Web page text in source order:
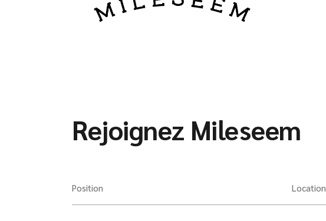
Rejoignez Mileseem
Position Location